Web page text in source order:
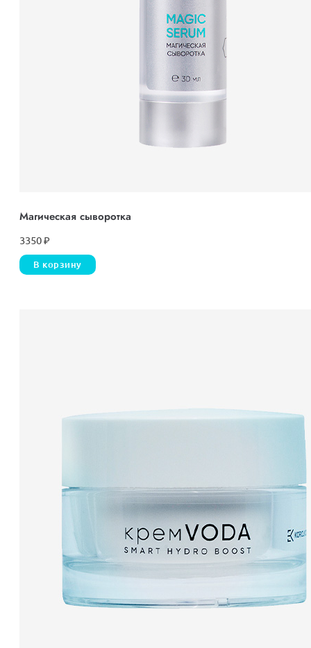
Магическая сыворотка
3350₽
В корзину